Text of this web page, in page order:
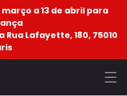
a 13 de abril para
Lafayette, 180, 75010